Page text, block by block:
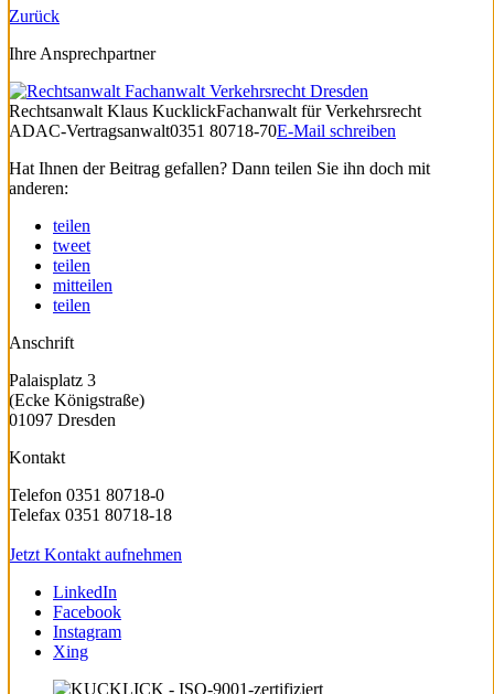
Zurück
Ihre Ansprechpartner
RechtsanwaltKlaus KucklickFachanwalt für Verkehrsrecht
ADAC-Vertragsanwalt0351 80718-70E-Mail schreiben
Hat Ihnen der Beitrag gefallen? Dann teilen Sie ihn doch mit
anderen:
teilen
tweet
teilen
mitteilen
teilen
Anschrift
Palaisplatz 3
(Ecke Königstraße)
01097 Dresden
Kontakt
Telefon 0351 80718-0
Telefax 0351 80718-18
Jetzt Kontakt aufnehmen
LinkedIn
Facebook
Instagram
Xing